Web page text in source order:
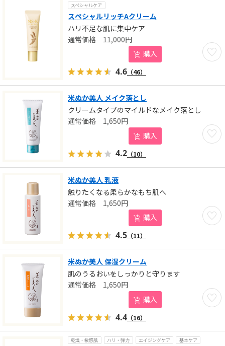
スペシャルケア
スペシャルリッチAクリーム
ハリ不足な肌に集中ケア
お気
11,000円
購入
4.6 （46）
米ぬか美人 メイク落とし
クリームタイプのマイルドなメイク落とし
お気
1,650円
購入
4.2 （10）
米ぬか美人 乳液
触りたくなる柔らかなもち肌へ
お気
1,650円
購入
4.5 （11）
米ぬか美人 保湿クリーム
肌のうるおいをしっかりと守ります
お気
1,650円
購入
4.4 （16）
乾燥・敏感肌 ハリ・弾力 エイジングケア
基本ケア